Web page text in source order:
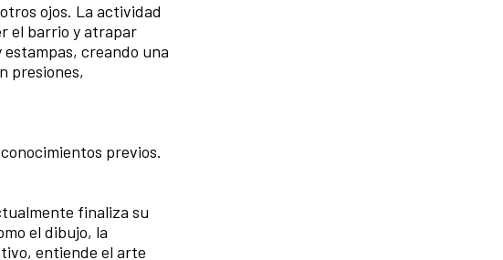
ojos. La actividad
el barrio y atrapar
creando una
presiones,
previos.
finaliza su
el dibujo, la
entiende el arte